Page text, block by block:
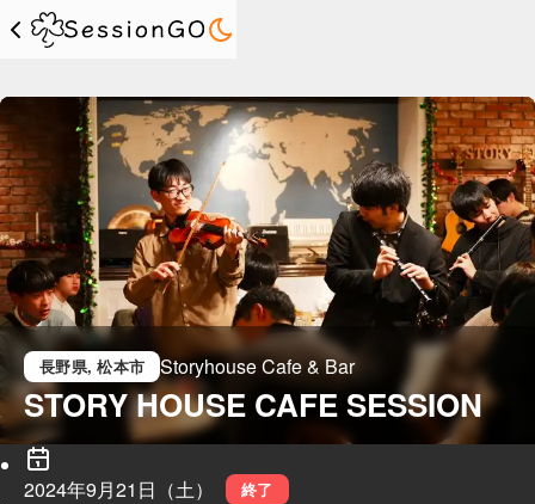
長野県, 松本市 Storyhouse Cafe & Bar
STORY HOUSE CAFE SESSION
2024年9月21日（土） 終了